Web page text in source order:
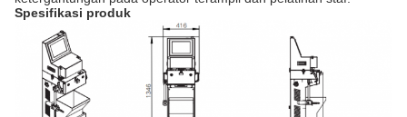
Spesifikasi produk